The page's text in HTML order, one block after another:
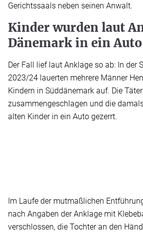
Gerichtssaals neben seinen Anwalt.
Kinder wurden laut
Dänemark in ein
Der Fall lief laut Anklage so ab: In der
2023/24 lauerten mehrere Männer
Kindern in Süddänemark auf. Die
zusammengeschlagen und die
alten Kinder in ein Auto gezerrt.
Im Laufe der mutmaßlichen
nach Angaben der Anklage mit
verschlossen, die Tochter an den